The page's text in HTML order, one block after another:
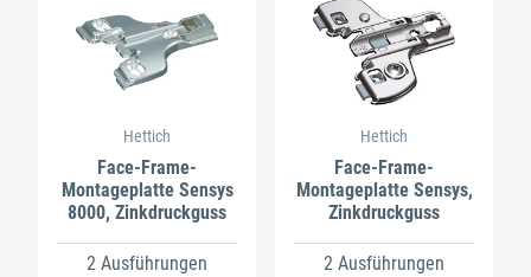
Hettich
Face-Frame-
Montageplatte Sensys
8000, Zinkdruckguss
2 Ausführungen
Hettich
Face-Frame-
Montageplatte Sensys,
Zinkdruckguss
2 Ausführungen